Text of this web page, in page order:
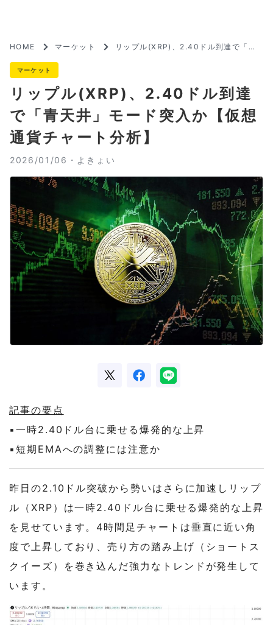
HOME マーケット
リップル(XRP)、2.40ドル到達で「青
マーケット
リップル(XRP)、2.40ドル到達
で「青天井」モード突入か【仮想
通貨チャート分析】
2026/01/06・ よきょい
記事の要点
▪️一時2.40ドル台に乗せる爆発的な上昇
▪️短期EMAへの調整には注意か
昨日の2.10ドル突破から勢いはさらに加速しリップ
ル（XRP）は一時2.40ドル台に乗せる爆発的な上昇
を見せています。4時間足チャートは垂直に近い角
度で上昇しており、売り方の踏み上げ（ショートス
クイーズ）を巻き込んだ強力なトレンドが発生して
います。